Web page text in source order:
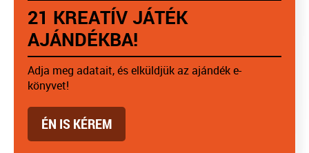
21 KREATÍV JÁTÉK
AJÁNDÉKBA!
Adja meg adatait, és elküldjük az ajándék e-
könyvet!
ÉN IS KÉREM